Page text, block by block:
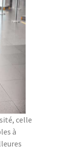
celle
à